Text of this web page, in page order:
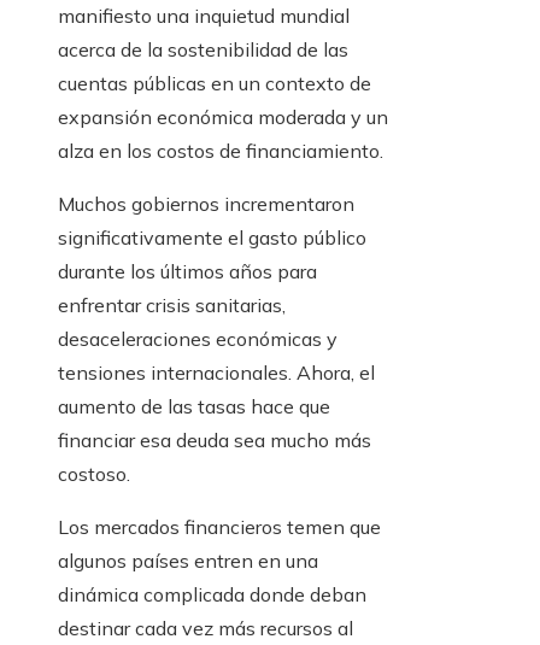
manifiesto una inquietud mundial
acerca de la sostenibilidad de las
cuentas públicas en un contexto de
expansión económica moderada y un
alza en los costos de financiamiento.
Muchos gobiernos incrementaron
significativamente el gasto público
durante los últimos años para
enfrentar crisis sanitarias,
desaceleraciones económicas y
tensiones internacionales. Ahora, el
aumento de las tasas hace que
financiar esa deuda sea mucho más
costoso.
Los mercados financieros temen que
algunos países entren en una
dinámica complicada donde deban
destinar cada vez más recursos al